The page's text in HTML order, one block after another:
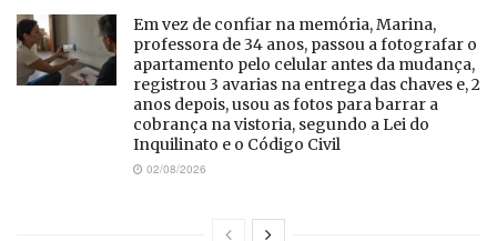
Em vez de confiar na memória, Marina,
professora de 34 anos, passou a fotografar o
apartamento pelo celular antes da mudança,
registrou 3 avarias na entrega das chaves e, 2
anos depois, usou as fotos para barrar a
cobrança na vistoria, segundo a Lei do
Inquilinato e o Código Civil
02/08/2026